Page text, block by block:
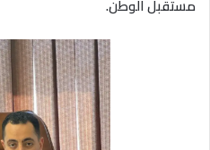
مستقبل الوطن.